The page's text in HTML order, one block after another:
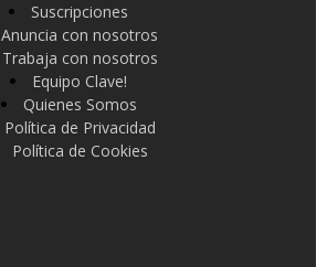
Suscripciones
Anuncia con nosotros
Trabaja con nosotros
Equipo Clave!
Quienes Somos
Política de Privacidad
Política de Cookies